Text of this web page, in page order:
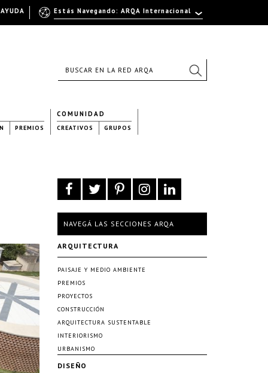
PREMIOS
COMUNIDAD
CREATIVOS GRUPOS
NAVEGÁ LAS SECCIONES ARQA
ARQUITECTURA
PAISAJE Y MEDIO AMBIENTE
PREMIOS
PROYECTOS
CONSTRUCCIÓN
ARQUITECTURA SUSTENTABLE
INTERIORISMO
URBANISMO
DISEÑO
Estás Navegando: ARQA Internacional
AYUDA